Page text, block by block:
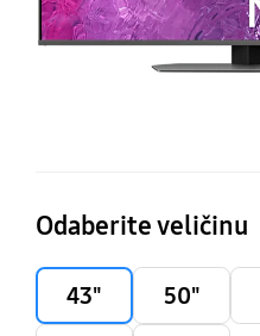
Odaberite veličinu
43" 50"